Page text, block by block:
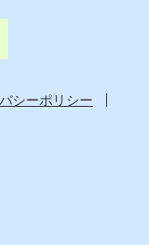
シーポリシー